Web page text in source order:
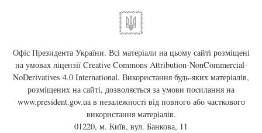
Офіс Президента України. Всі матеріали на цьому сайті розміщені
на умовах ліцензії Creative Commons Attribution-NonCommercial-
NoDerivatives 4.0 International. Використання будь-яких матеріалів,
розміщених на сайті, дозволяється за умови посилання на
www.president.gov.uaв незалежності від повного або часткового
використання матеріалів.
01220, м. Київ, вул. Банкова, 11